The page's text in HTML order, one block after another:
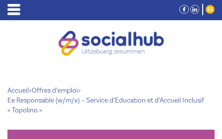
Accueil>Offres d’emploi>
Ee Responsable (w/m/x) – Service d’Education et d’Accueil Inclusif
« Topolino »